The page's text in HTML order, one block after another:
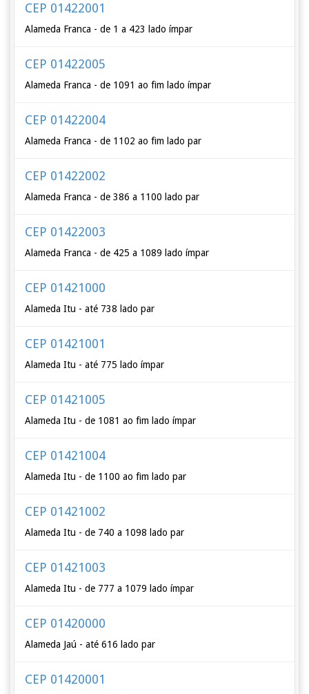
CEP 01422001
Alameda Franca - de 1 a 423 lado ímpar
CEP 01422005
Alameda Franca - de 1091 ao fim lado ímpar
CEP 01422004
Alameda Franca - de 1102 ao fim lado par
CEP 01422002
Alameda Franca - de 386 a 1100 lado par
CEP 01422003
Alameda Franca - de 425 a 1089 lado ímpar
CEP 01421000
Alameda Itu - até 738 lado par
CEP 01421001
Alameda Itu - até 775 lado ímpar
CEP 01421005
Alameda Itu - de 1081 ao fim lado ímpar
CEP 01421004
Alameda Itu - de 1100 ao fim lado par
CEP 01421002
Alameda Itu - de 740 a 1098 lado par
CEP 01421003
Alameda Itu - de 777 a 1079 lado ímpar
CEP 01420000
Alameda Jaú - até 616 lado par
CEP 01420001